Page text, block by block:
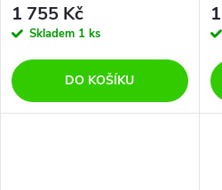
1 755 Kč
Skladem 1 ks
DO KOŠÍKU